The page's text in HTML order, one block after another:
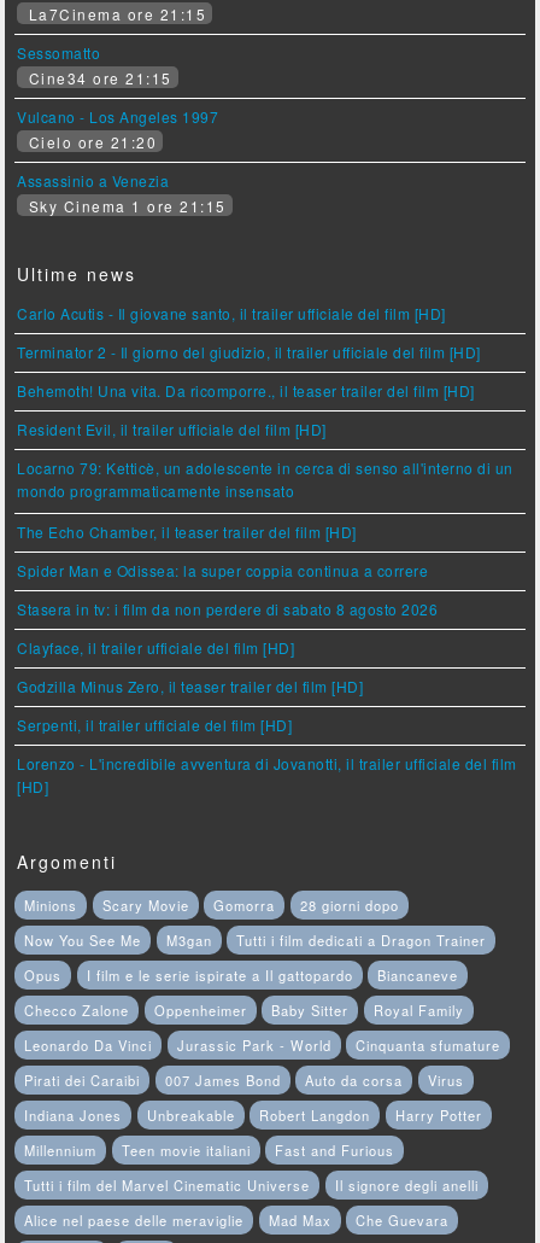
La7Cinema ore 21:15
Sessomatto
Cine34 ore 21:15
Vulcano - Los Angeles 1997
Cielo ore 21:20
Assassinio a Venezia
Sky Cinema 1 ore 21:15
Ultime news
Carlo Acutis - Il giovane santo, il trailer ufficiale del film [HD]
Terminator 2 - Il giorno del giudizio, il trailer ufficiale del film [HD]
Behemoth! Una vita. Da ricomporre., il teaser trailer del film [HD]
Resident Evil, il trailer ufficiale del film [HD]
Locarno 79: Ketticè, un adolescente in cerca di senso all'interno di un
mondo programmaticamente insensato
The Echo Chamber, il teaser trailer del film [HD]
Spider Man e Odissea: la super coppia continua a correre
Stasera in tv: i film da non perdere di sabato 8 agosto 2026
Clayface, il trailer ufficiale del film [HD]
Godzilla Minus Zero, il teaser trailer del film [HD]
Serpenti, il trailer ufficiale del film [HD]
Lorenzo - L'incredibile avventura di Jovanotti, il trailer ufficiale del film
[HD]
Argomenti
Minions Scary Movie Gomorra
28 giorni dopo
Now You See Me
M3gan
Tutti i film dedicati a Dragon Trainer
Opus
I film e le serie ispirate a Il gattopardo
Biancaneve
Checco Zalone
Oppenheimer Baby Sitter
Royal Family
Leonardo Da Vinci
Jurassic Park - World
Cinquanta sfumature
Pirati dei Caraibi
007 James Bond Auto da corsa
Virus
Indiana Jones
Unbreakable Robert Langdon
Harry Potter
Millennium
Teen movie italiani
Fast and Furious
Tutti i film del Marvel Cinematic Universe
Il signore degli anelli
Alice nel paese delle meraviglie
Mad Max Che Guevara